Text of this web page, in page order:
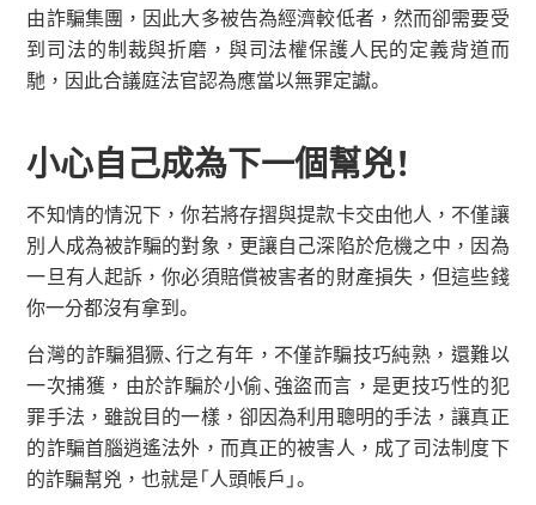
由詐騙集團，因此大多被告為經濟較低者，然而卻需要受
到司法的制裁與折磨，與司法權保護人民的定義背道而
馳，因此合議庭法官認為應當以無罪定讞。
小心自己成為下一個幫兇！
不知情的情況下，你若將存摺與提款卡交由他人，不僅讓
別人成為被詐騙的對象，更讓自己深陷於危機之中，因為
一旦有人起訴，你必須賠償被害者的財產損失，但這些錢
你一分都沒有拿到。
台灣的詐騙猖獗、行之有年，不僅詐騙技巧純熟，還難以
一次捕獲，由於詐騙於小偷、強盜而言，是更技巧性的犯
罪手法，雖說目的一樣，卻因為利用聰明的手法，讓真正
的詐騙首腦逍遙法外，而真正的被害人，成了司法制度下
的詐騙幫兇，也就是「人頭帳戶」。